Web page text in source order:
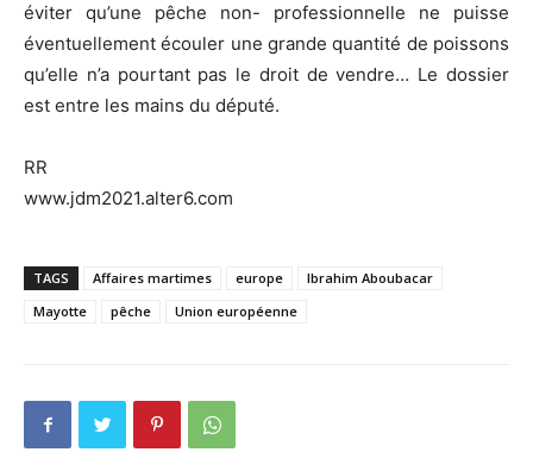
éviter qu’une pêche non- professionnelle ne puisse
éventuellement écouler une grande quantité de poissons
qu’elle n’a pourtant pas le droit de vendre… Le dossier
est entre les mains du député.
RR
www.jdm2021.alter6.com
TAGS Affaires martimes europe
Ibrahim Aboubacar
Mayotte
pêche Union européenne